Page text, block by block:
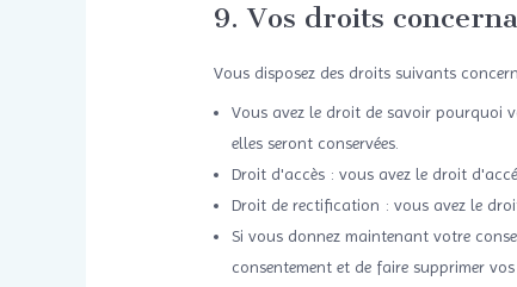
9. Vos droits
Vous disposez des droits suivants
Vous avez le droit de savoir pourquoi
elles seront conservées.
Droit d'accès : vous avez le droit
Droit de rectification : vous avez le
Si vous donnez maintenant votre
consentement et de faire supprimer